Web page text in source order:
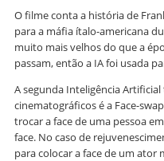
O filme conta a história de
para a máfia ítalo-americana
muito mais velhos do que a
passam, então a IA foi usada
A segunda Inteligência
cinematográficos é a Face-
trocar a face de uma pessoa
face. No caso de
para colocar a face de um ator